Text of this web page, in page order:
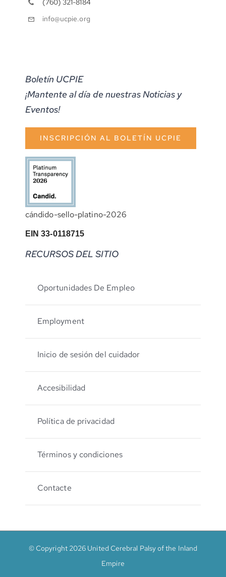
(760) 321-8184
info@ucpie.org
Boletín UCPIE
¡Mantente al día de nuestras Noticias y
Eventos!
INSCRIPCIÓN AL BOLETÍN UCPIE
cándido-sello-platino-2026
EIN 33-0118715
RECURSOS DEL SITIO
Oportunidades De Empleo
Employment
Inicio de sesión del cuidador
Accesibilidad
Política de privacidad
Términos y condiciones
Contacte
© Copyright 2026 United Cerebral Palsy of the Inland
Empire